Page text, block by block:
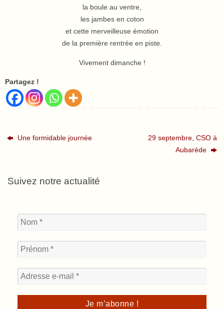
la boule au ventre,
les jambes en coton
et cette merveilleuse émotion
de la première rentrée en piste.
Vivement dimanche !
Partagez !
Une formidable journée
29 septembre, CSO à
Aubarède
Suivez notre actualité